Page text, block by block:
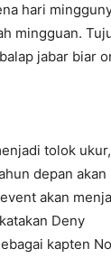
hari
mingguan.
jabar biar
tolok
depan
akan
Deny
kapten